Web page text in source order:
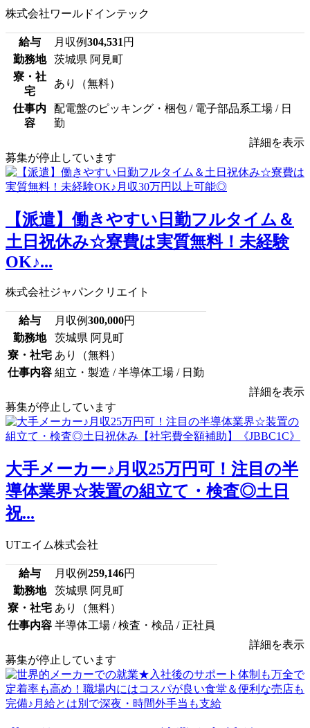
株式会社ワールドインテック
給与 月収例304,531円
勤務地
茨城県 阿見町
寮・社
宅
あり（無料）
仕事内
容
配電盤のピッキング・梱包 / 電子部品系工場 / 日
勤
詳細を表示
募集が停止しています
【派遣】働きやすい日勤フルタイム＆
土日祝休み☆寮費は実質無料！未経験
OK♪...
株式会社ジャパンクリエイト
給与 月収例300,000円
勤務地
茨城県 阿見町
寮・社宅 あり（無料）
仕事内容 組立・製造 / 半導体工場 / 日勤
詳細を表示
募集が停止しています
大手メーカー♪月収25万円可！注目の半
導体業界☆装置の組立て・検査◎土日
祝...
UTエイム株式会社
給与 月収例259,146円
勤務地
茨城県 阿見町
寮・社宅 あり（無料）
仕事内容 半導体工場 / 検査・検品 / 正社員
詳細を表示
募集が停止しています